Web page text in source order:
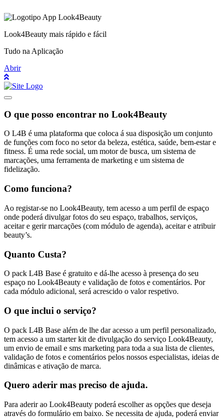
Look4Beauty mais rápido e fácil
Tudo na Aplicação
Abrir
O que posso encontrar no Look4Beauty
O L4B é uma plataforma que coloca á sua disposição um conjunto
de funções com foco no setor da beleza, estética, saúde, bem-estar e
fitness. É uma rede social, um motor de busca, um sistema de
marcações, uma ferramenta de marketing e um sistema de
fidelização.
Como funciona?
Ao registar-se no Look4Beauty, tem acesso a um perfil de espaço
onde poderá divulgar fotos do seu espaço, trabalhos, serviços,
aceitar e gerir marcações (com módulo de agenda), aceitar e atribuir
beauty’s.
Quanto Custa?
O pack L4B Base é gratuito e dá-lhe acesso à presença do seu
espaço no Look4Beauty e validação de fotos e comentários. Por
cada módulo adicional, será acrescido o valor respetivo.
O que inclui o serviço?
O pack L4B Base além de lhe dar acesso a um perfil personalizado,
tem acesso a um starter kit de divulgação do serviço Look4Beauty,
um envio de email e sms marketing para toda a sua lista de clientes,
validação de fotos e comentários pelos nossos especialistas, ideias de
dinâmicas e ativação de marca.
Quero aderir mas preciso de ajuda.
Para aderir ao Look4Beauty poderá escolher as opções que deseja
através do formulário em baixo. Se necessita de ajuda, poderá enviar